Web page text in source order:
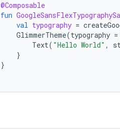
@Composable
fun
val typography =
GlimmerTheme(typography =
Text( "Hello World" ,
}
}